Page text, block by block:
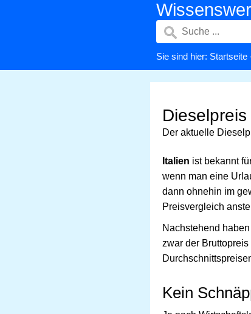
Sie sind hier: Startseite
Der aktuelle
Italien ist bekannt
wenn man eine
dann ohnehin im
Preisvergleich
Nachstehend
zwar der
Kein